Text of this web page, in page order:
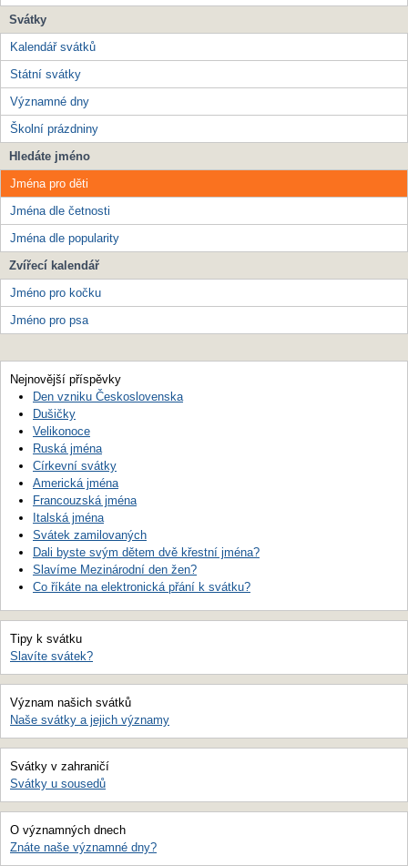
Svátky
Kalendář svátků
Státní svátky
Významné dny
Školní prázdniny
Hledáte jméno
Jména pro děti
Jména dle četnosti
Jména dle popularity
Zvířecí kalendář
Jméno pro kočku
Jméno pro psa
Nejnovější příspěvky
Den vzniku Československa
Dušičky
Velikonoce
Ruská jména
Církevní svátky
Americká jména
Francouzská jména
Italská jména
Svátek zamilovaných
Dali byste svým dětem dvě křestní jména?
Slavíme Mezinárodní den žen?
Co říkáte na elektronická přání k svátku?
Tipy k svátku
Slavíte svátek?
Význam našich svátků
Naše svátky a jejich významy
Svátky v zahraničí
Svátky u sousedů
O významných dnech
Znáte naše významné dny?